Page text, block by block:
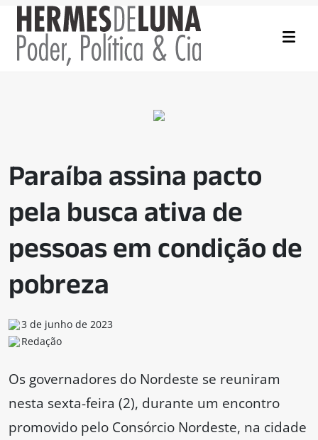
Paraíba assina pacto
pela busca ativa de
pessoas em condição de
pobreza
3 de junho de 2023
Redação
Os governadores do Nordeste se reuniram
nesta sexta-feira (2), durante um encontro
promovido pelo Consórcio Nordeste, na cidade